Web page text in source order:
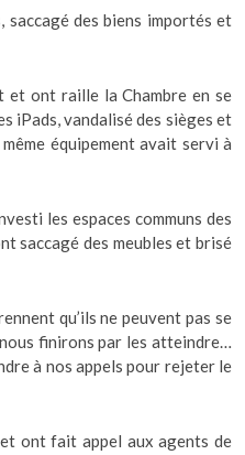
saccagé des biens importés et
et ont raille la Chambre en se
iPads, vandalisé des sièges et
équipement avait servi à
les espaces communs des
saccagé des meubles et brisé
qu’ils ne peuvent pas se
finirons par les atteindre…
à nos appels pour rejeter le
ont fait appel aux agents de